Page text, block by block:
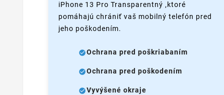
iPhone 13 Pro Transparentný ,ktoré
pomáhajú chrániť vaš mobilný telefón pred
jeho poškodením.
Ochrana pred poškriabaním
Ochrana pred poškodením
Vyvýšené okraje